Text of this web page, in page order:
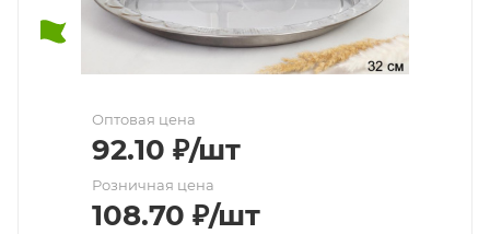
Оптовая цена
92.10 ₽/шт
Розничная цена
108.70 ₽/шт